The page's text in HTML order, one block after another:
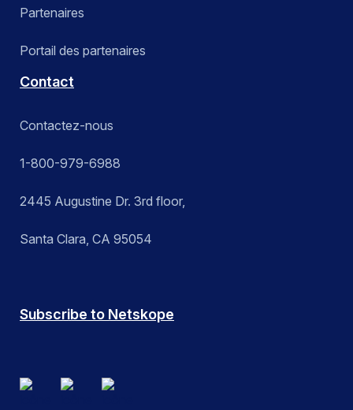
Partenaires
Portail des partenaires
Contact
Contactez-nous
1-800-979-6988
2445 Augustine Dr. 3rd floor,
Santa Clara, CA 95054
Subscribe to Netskope